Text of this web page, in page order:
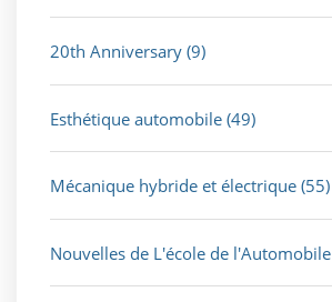
20th Anniversary (9)
Esthétique automobile (49)
Mécanique hybride et électrique (55)
Nouvelles de L'école de l'Automobile